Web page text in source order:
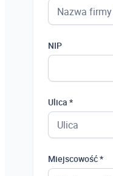
NIP
Ulica *
Miejscowość *